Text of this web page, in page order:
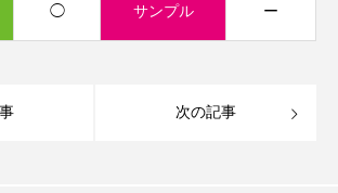
◯ サンプル ー
次の記事